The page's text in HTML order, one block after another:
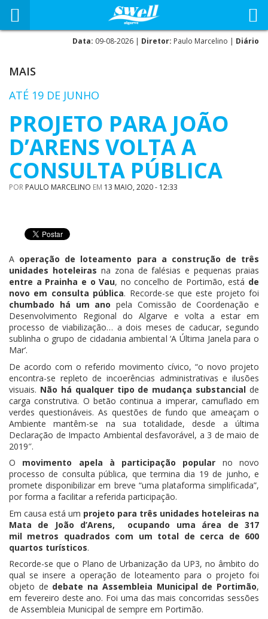
Data: 09-08-2026 | Diretor: Paulo Marcelino | Diário
MAIS
ATÉ 19 DE JUNHO
PROJETO PARA JOÃO
D’ARENS VOLTA A
CONSULTA PÚBLICA
POR PAULO MARCELINO EM 13 MAIO, 2020 - 12:33
A operação de loteamento para a construção de três
unidades hoteleiras na zona de falésias e pequenas praias
entre a Prainha e o Vau, no concelho de Portimão, está de
novo em consulta pública. Recorde-se que este projeto foi
chumbado há um ano pela Comissão de Coordenação e
Desenvolvimento Regional do Algarve e volta a estar em
processo de viabilização… a dois meses de caducar, segundo
sublinha o grupo de cidadania ambiental ‘A Última Janela para o
Mar’.
De acordo com o referido movimento cívico, “o novo projeto
encontra-se repleto de incoerências administrativas e ilusões
visuais. Não há qualquer tipo de mudança substancial de
carga construtiva. O betão continua a imperar, camuflado em
verdes questionáveis. As questões de fundo que ameaçam o
Ambiente mantêm-se na sua totalidade, desde a última
Declaração de Impacto Ambiental desfavorável, a 3 de maio de
2019″.
O movimento apela à participação popular no novo
processo de consulta pública, que termina dia 19 de junho, e
promete disponibilizar em breve “uma plataforma simplificada”,
por forma a facilitar a referida participação.
Em causa está um projeto para três unidades hoteleiras na
Mata de João d’Arens, ocupando uma área de 317
mil metros quadrados com um total de cerca de 600
quartos turísticos.
Recorde-se que o Plano de Urbanização da UP3, no âmbito do
qual se insere a operação de loteamento para o projeto foi
objeto de debate na Assembleia Municipal de Portimão,
em fevereiro deste ano. Foi uma das mais concorridas sessões
de Assembleia Municipal de sempre em Portimão.